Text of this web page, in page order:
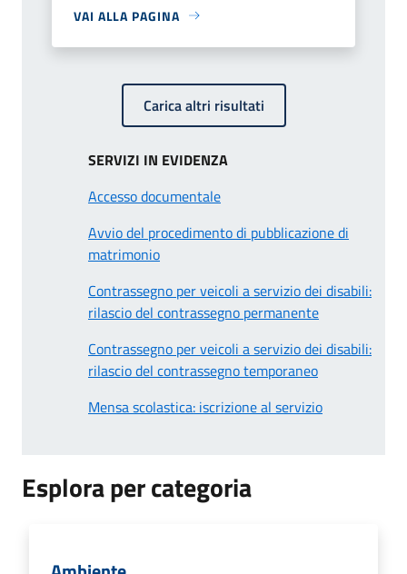
VAI ALLA PAGINA
Carica altri risultati
SERVIZI IN EVIDENZA
Accesso documentale
Avvio del procedimento di pubblicazione di
matrimonio
Contrassegno per veicoli a servizio dei disabili:
rilascio del contrassegno permanente
Contrassegno per veicoli a servizio dei disabili:
rilascio del contrassegno temporaneo
Mensa scolastica: iscrizione al servizio
Esplora per categoria